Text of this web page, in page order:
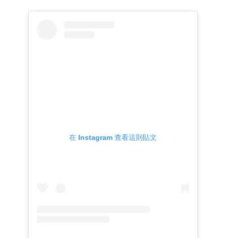
在 Instagram 查看這則貼文